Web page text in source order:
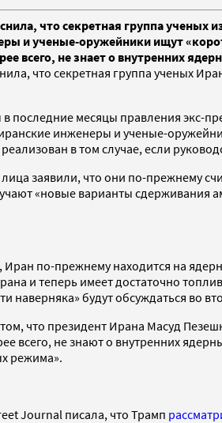
что секретная группа
и ученые-оружейники ищут
всего, не знает о внутренних
что секретная группа ученых
последние месяцы правления экс-
инженеры и ученые-
в том случае, если
заявили, что они по-прежнему
«новые варианты сдерживания
по-прежнему находится на
и теперь имеет достаточно
наверняка» будут обсуждаться во
что президент Ирана Масуд
всего, не знают о внутренних
режима».
Journal писала, что Трамп